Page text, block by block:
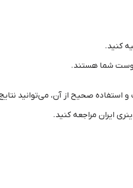
کنید.
شما هستند.
استفاده صحیح از آن، می‌توانید
ایران مراجعه کنید.